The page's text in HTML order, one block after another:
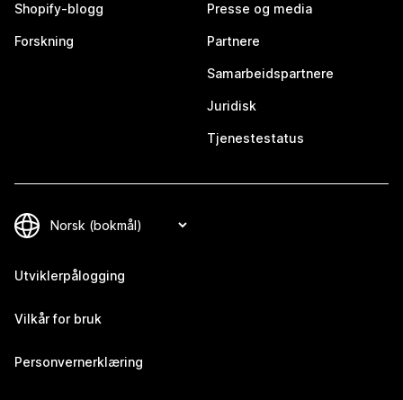
Shopify-blogg
Forskning
Presse og media
Partnere
Samarbeidspartnere
Juridisk
Tjenestestatus
Utviklerpålogging
Vilkår for bruk
Personvernerklæring